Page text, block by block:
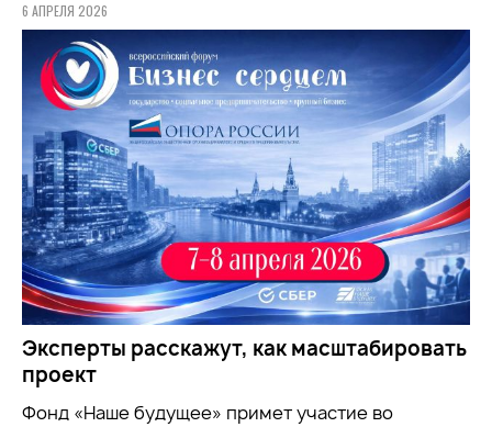
6 АПРЕЛЯ 2026
Эксперты расскажут, как масштабировать
проект
Фонд «Наше будущее» примет участие во